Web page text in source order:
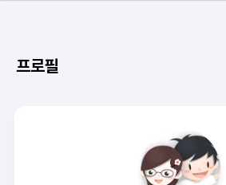
프로필